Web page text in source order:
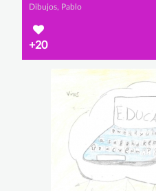
Dibujos, Pablo
+20